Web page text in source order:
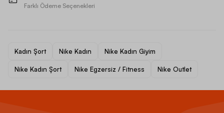
Farklı Ödeme Seçenekleri
Kadın Şort Nike Kadın Nike Kadın Giyim
Nike Kadın Şort Nike Egzersiz / Fitness Nike Outlet